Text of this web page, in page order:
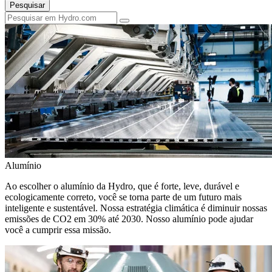
Pesquisar
Alumínio
Ao escolher o alumínio da Hydro, que é forte, leve, durável e
ecologicamente correto, você se torna parte de um futuro mais
inteligente e sustentável. Nossa estratégia climática é diminuir nossas
emissões de CO2 em 30% até 2030. Nosso alumínio pode ajudar
você a cumprir essa missão.